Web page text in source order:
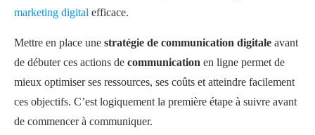
marketing digital efficace.
Mettre en place une stratégie de communication digitale avant
de débuter ces actions de communication en ligne permet de
mieux optimiser ses ressources, ses coûts et atteindre facilement
ces objectifs. C’est logiquement la première étape à suivre avant
de commencer à communiquer.